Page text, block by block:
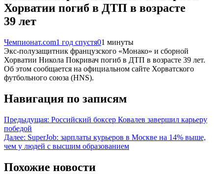
Хорватии погиб в ДТП в возрасте
39 лет
Чемпионат.com1 год спустя01 минуты
Экс-полузащитник французского «Монако» и сборной
Хорватии Никола Покривач погиб в ДТП в возрасте 39 лет.
Об этом сообщается на официальном сайте Хорватского
футбольного союза (HNS).
Навигация по записям
Предыдущая: Российский боксер Ковалев завершил карьеру
победой
Далее: SuperJob: зарплаты курьеров в Москве на 14% выше,
чем у людей с высшим образованием
Похожие новости